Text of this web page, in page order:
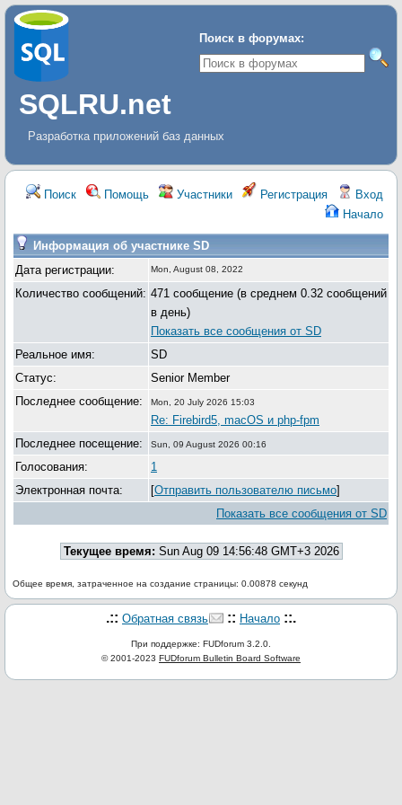
Поиск в форумах:
SQLRU.net
Разработка приложений баз данных
Поиск Помощь Участники Регистрация
Вход
Начало
Информация об участнике SD
Дата регистрации:
Mon, August 08, 2022
Количество сообщений: 471 сообщение (в среднем 0.32 сообщений
в день)
Показать все сообщения от SD
Реальное имя:
SD
Статус:
Senior Member
Последнее сообщение:
Mon, 20 July 2026 15:03
Re: Firebird5, macOS и php-fpm
Последнее посещение:
Sun, 09 August 2026 00:16
Голосования:
1
Электронная почта:
[Отправить пользователю письмо]
Показать все сообщения от SD
Текущее время: Sun Aug 09 14:56:48 GMT+3 2026
Общее время, затраченное на создание страницы: 0.00878 секунд
.:: Обратная связь :: Начало ::.
При поддержке: FUDforum 3.2.0.
© 2001-2023 FUDforum Bulletin Board Software